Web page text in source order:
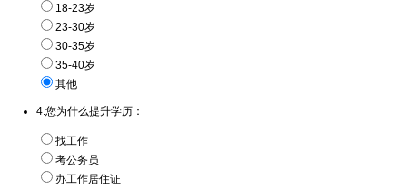
18-23岁
23-30岁
30-35岁
35-40岁
其他
4.您为什么提升学历：
找工作
考公务员
办工作居住证